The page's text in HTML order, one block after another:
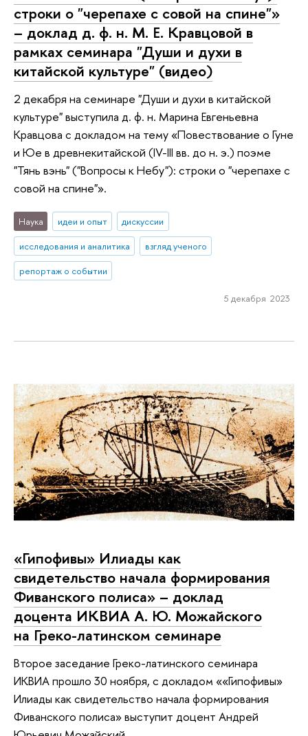
строки о "черепахе с совой на спине"»
– доклад д. ф. н. М. Е. Кравцовой в
рамках семинара "Души и духи в
китайской культуре" (видео)
2 декабря на семинаре "Души и духи в китайской
культуре" выступила д. ф. н. Марина Евгеньевна
Кравцова с докладом на тему «Повествование о Гуне
и Юе в древнекитайской (IV-III вв. до н. э.) поэме
"Тянь вэнь" ("Вопросы к Небу"): строки о "черепахе с
совой на спине"».
Наука идеи и опыт
дискуссии
исследования и аналитика
взгляд ученого
репортаж о событии
5 декабря 2023
«Гипофивы» Илиады как
свидетельство начала формирования
Фиванского полиса» – доклад
доцента ИКВИА А. Ю. Можайского
на Греко-латинском семинаре
Второе заседание Греко-латинского семинара
ИКВИА прошло 30 ноября, с докладом ««Гипофивы»
Илиады как свидетельство начала формирования
Фиванского полиса» выступит доцент Андрей